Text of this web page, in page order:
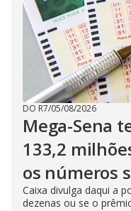
DO R7/05/08/2026
Mega-Sena
133,2
os números
Caixa divulga daqui a
dezenas ou se o